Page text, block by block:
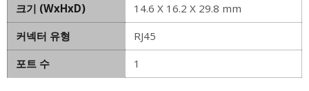
크기 (WxHxD)
14.6 X 16.2 X 29.8 mm
커넥터 유형
RJ45
포트 수
1